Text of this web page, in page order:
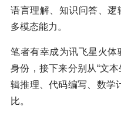
语言理解、知识问答、逻
多模态能力。
笔者有幸成为讯飞星火体
身份，接下来分别从“文
辑推理、代码编写、数学
比。